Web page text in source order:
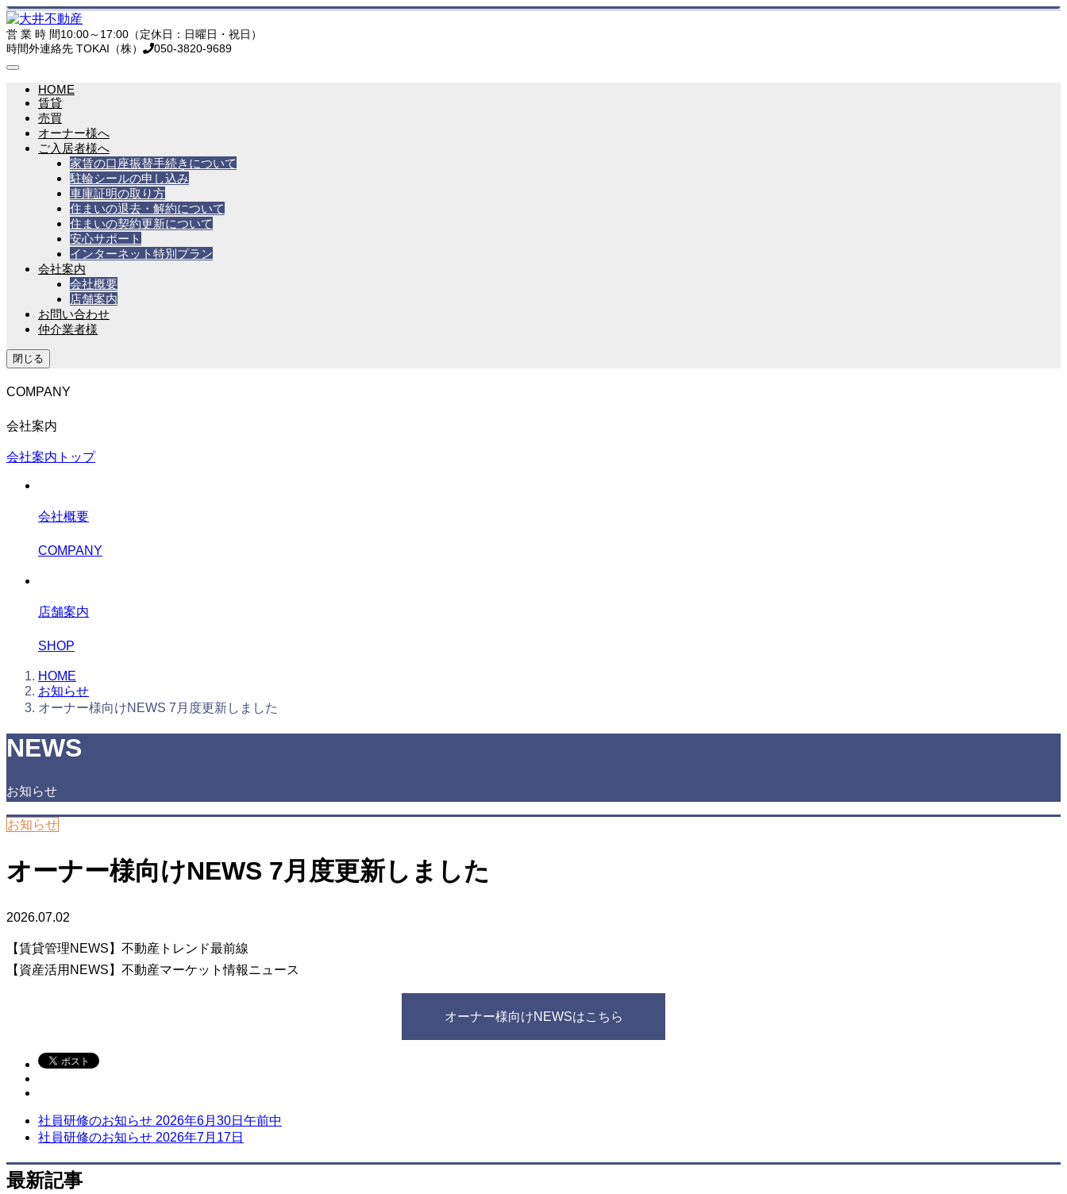
営 業 時 間10:00～17:00（定休日：日曜日・祝日）
時間外連絡先 TOKAI（株）
050-3820-9689
HOME
賃貸
売買
オーナー様へ
ご入居者様へ
家賃の口座振替手続きについて
駐輪シールの申し込み
車庫証明の取り方
住まいの退去・解約について
住まいの契約更新について
安心サポート
インターネット特別プラン
会社案内
会社概要
店舗案内
お問い合わせ
仲介業者様
閉じる
COMPANY
会社案内
会社案内トップ
会社概要
COMPANY
店舗案内
SHOP
HOME
お知らせ
オーナー様向けNEWS 7月度更新しました
NEWS
お知らせ
お知らせ
オーナー様向けNEWS 7月度更新しました
2026.07.02
【賃貸管理NEWS】不動産トレンド最前線
【資産活用NEWS】不動産マーケット情報ニュース
オーナー様向けNEWSはこちら
社員研修のお知らせ 2026年6月30日午前中
社員研修のお知らせ 2026年7月17日
最新記事